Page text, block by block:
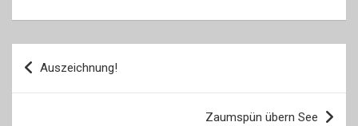
Beitragsnavigation
Auszeichnung!
Zaumspün übern See